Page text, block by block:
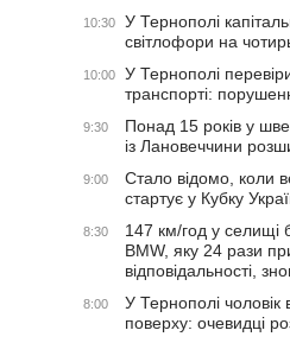
10:30
У Тернополі
світлофори на
10:00
У Тернополі
транспорті:
9:30
Понад 15 років у
із Лановеччини
9:00
Стало відомо, коли
стартує у Кубку
8:30
147 км/год у селищі
BMW, яку 24 рази
відповідальності,
8:00
У Тернополі чоловік
поверху: очевидці